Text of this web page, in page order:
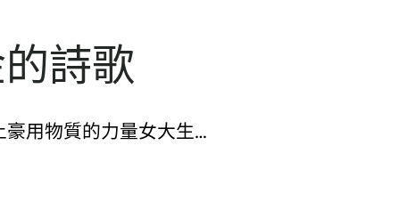
詩歌
用物質的力量女大生…